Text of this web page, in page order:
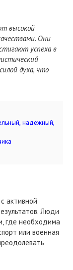
высокой
Они
успеха в
духа, что
надежный,
активной
Люди
где необходима
или военная